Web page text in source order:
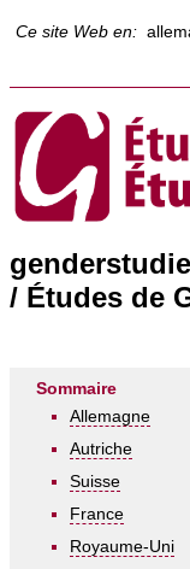
Ce site Web en:
/ Études de
Sommaire
Allemagne
Autriche
Suisse
France
Royaume-Uni